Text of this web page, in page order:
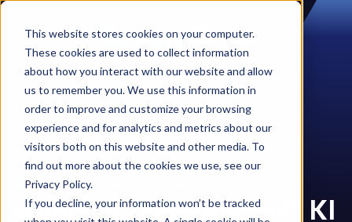
This website stores cookies on your computer.
These cookies are used to collect information
about how you interact with our website and allow
us to remember you. We use this information in
order to improve and customize your browsing
experience and for analytics and metrics about our
visitors both on this website and other media. To
find out more about the cookies we use, see our
Privacy Policy.
If you decline, your information won’t be tracked
Automation
Employer Branding mit KI